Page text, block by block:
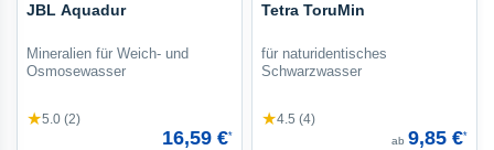
JBL Aquadur
Mineralien für Weich- und
Osmosewasser
★5.0 (2)
16,59 €*
Tetra ToruMin
für naturidentisches
Schwarzwasser
★4.5 (4)
ab 9,85 €*